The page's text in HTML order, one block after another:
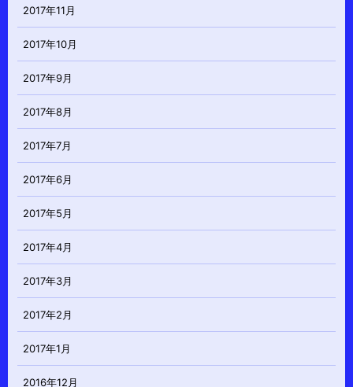
2017年11月
2017年10月
2017年9月
2017年8月
2017年7月
2017年6月
2017年5月
2017年4月
2017年3月
2017年2月
2017年1月
2016年12月